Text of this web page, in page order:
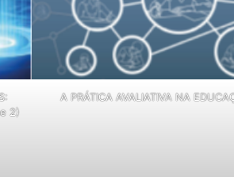
2)
A PRÁTICA AVALIATIVA NA